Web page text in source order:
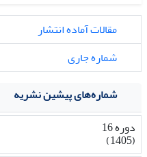
مقالات آماده انتشار
شماره جاری
شماره‌های پیشین نشریه
دوره 16
(1405)